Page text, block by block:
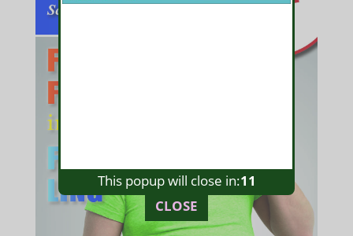
This popup will close in:11
CLOSE